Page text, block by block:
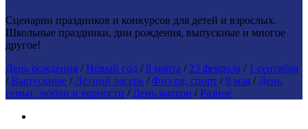
Сценарии праздников и конкурсов для детей и взрослых.
Школьные праздники, дни рождения, выпускные и многое
другое!
День рождения /Новый год /8 марта / 23 февраля / 1 сентября
/Выпускные /Летний лагерь /Физ-ра, спорт /9 мая / День
семьи, любви и верности / День матери /Разное